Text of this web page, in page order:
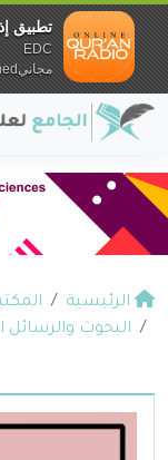
الرئيسية
البحوث والرسائل
تطبيق
EDC
مجانيundefined